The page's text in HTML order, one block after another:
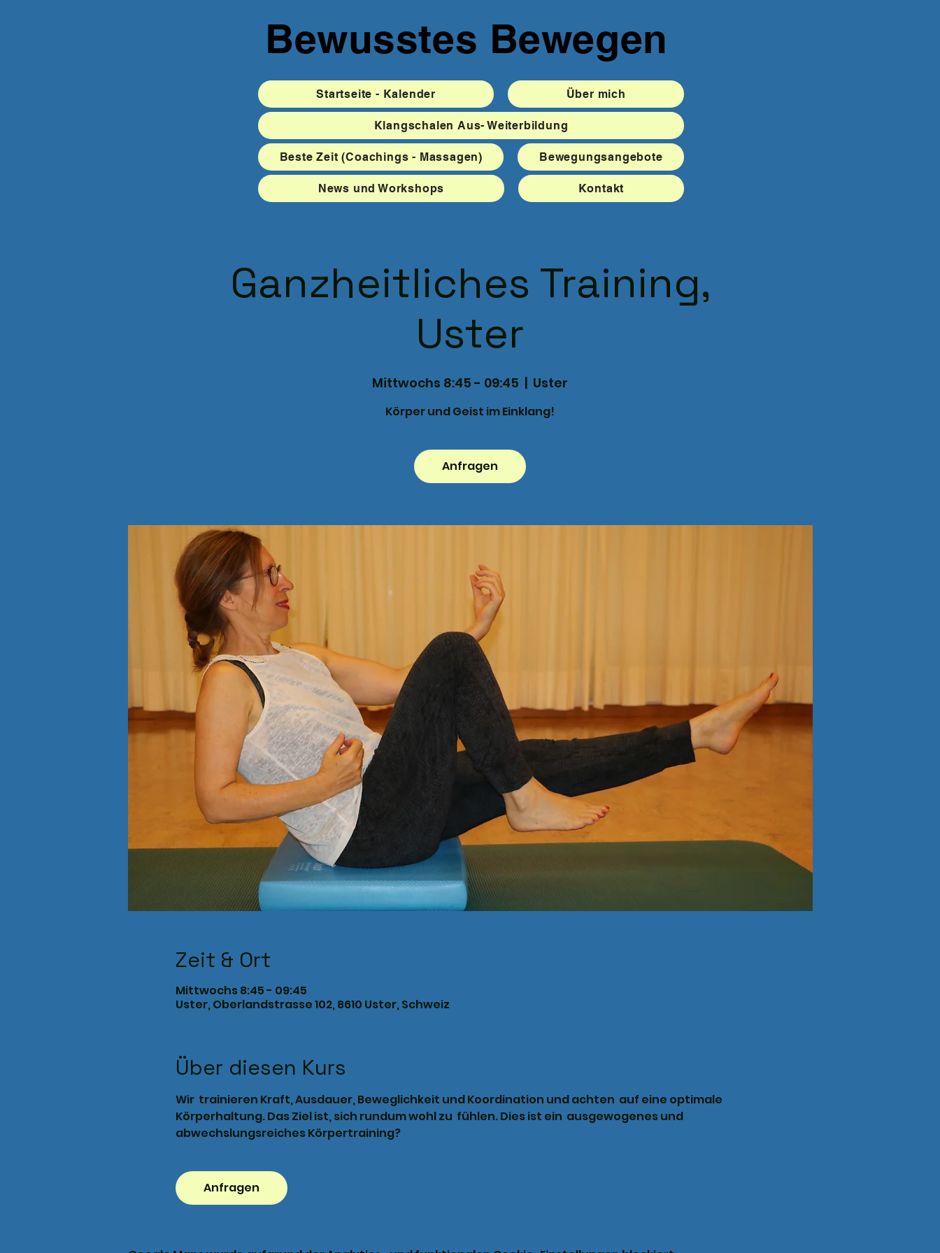
Bewusstes Bewegen
Startseite - Kalender Über mich
Klangschalen Aus- Weiterbildung
Beste Zeit (Coachings - Massagen) Bewegungsangebote
News und Workshops Kontakt
Ganzheitliches Training,
Uster
Mittwochs 8:45 - 09:45
  |
Uster
Körper und Geist im Einklang!
Anfragen
Zeit & Ort
Mittwochs 8:45 - 09:45
Uster, Oberlandstrasse 102, 8610 Uster, Schweiz
Über diesen Kurs
Wir  trainieren Kraft, Ausdauer, Beweglichkeit und Koordination und achten  auf eine optimale
Körperhaltung. Das Ziel ist, sich rundum wohl zu  fühlen. Dies ist ein  ausgewogenes und
abwechslungsreiches Körpertraining?
Anfragen